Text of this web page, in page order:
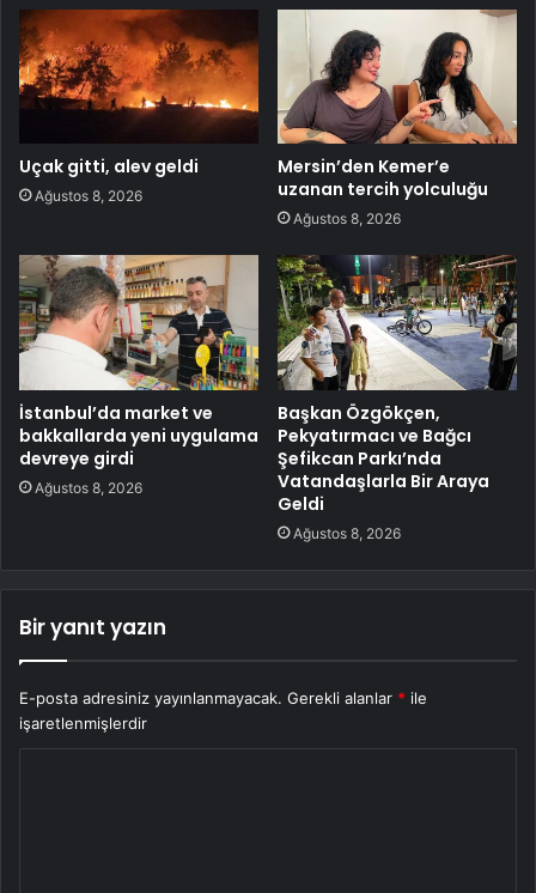
Uçak gitti, alev geldi
Ağustos 8, 2026
Mersin’den Kemer’e
uzanan tercih yolculuğu
Ağustos 8, 2026
İstanbul’da market ve
bakkallarda yeni uygulama
devreye girdi
Ağustos 8, 2026
Başkan Özgökçen,
Pekyatırmacı ve Bağcı
Şefikcan Parkı’nda
Vatandaşlarla Bir Araya
Geldi
Ağustos 8, 2026
Bir yanıt yazın
E-posta adresiniz yayınlanmayacak. Gerekli alanlar * ile
işaretlenmişlerdir